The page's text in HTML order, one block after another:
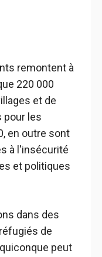
remontent à
220 000
et de
pour les
en outre sont
à l'insécurité
et politiques
dans des
de
peut